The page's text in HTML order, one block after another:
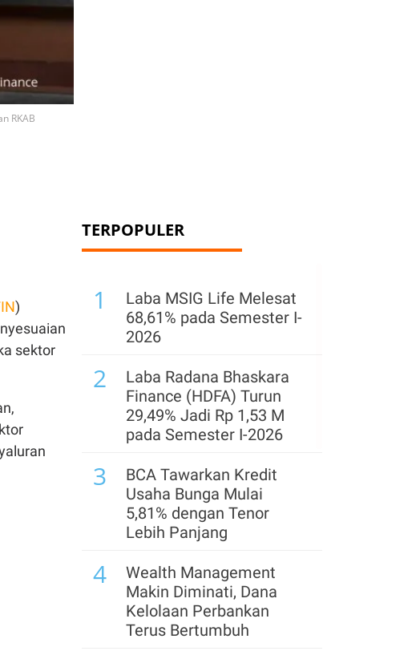
RKAB
)
sektor
TERPOPULER
1
Laba MSIG Life Melesat
68,61% pada Semester I-
2026
2
Laba Radana Bhaskara
Finance (HDFA) Turun
29,49% Jadi Rp 1,53 M
pada Semester I-2026
3
BCA Tawarkan Kredit
Usaha Bunga Mulai
5,81% dengan Tenor
Lebih Panjang
4
Wealth Management
Makin Diminati, Dana
Kelolaan Perbankan
Terus Bertumbuh